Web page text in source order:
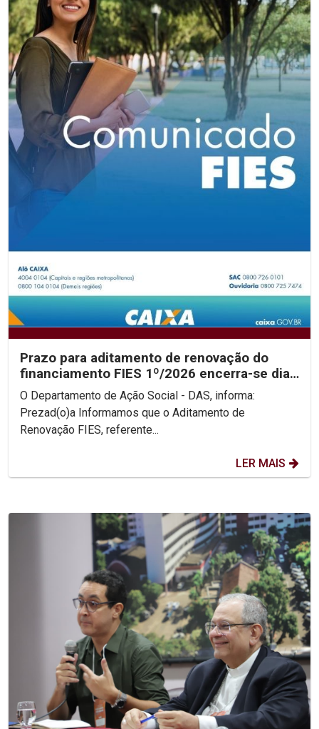
Prazo para aditamento de renovação do
financiamento FIES 1º/2026 encerra-se dia
31/05
O Departamento de Ação Social - DAS, informa:
Prezad(o)a Informamos que o Aditamento de
Renovação FIES, referente...
LER MAIS